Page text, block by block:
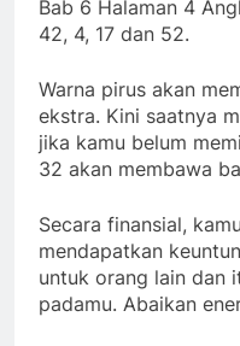
Bab 6 Halaman 4
42, 4, 17 dan 52.
Warna pirus akan
ekstra. Kini saatnya
jika kamu belum
32 akan membawa
Secara finansial,
mendapatkan
untuk orang lain dan
padamu. Abaikan